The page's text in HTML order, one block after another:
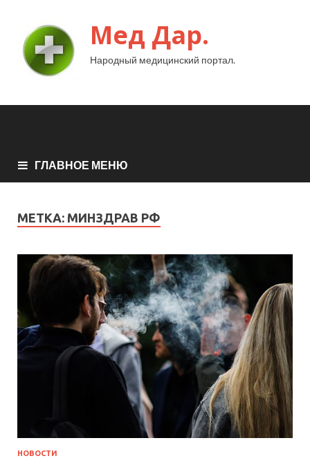
Мед Дар.
Народный медицинский портал.
ГЛАВНОЕ МЕНЮ
МЕТКА: МИНЗДРАВ РФ
НОВОСТИ